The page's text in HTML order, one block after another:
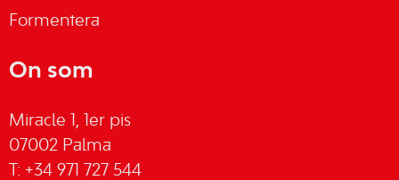
Formentera
On som
Miracle 1, 1er pis
07002 Palma
T: +34 971 727 544